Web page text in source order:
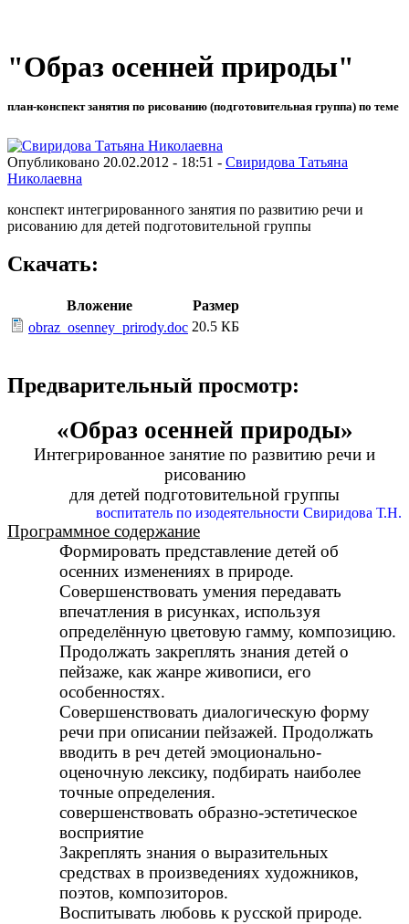
"Образ осенней природы"
план-конспект занятия по рисованию (подготовительная группа) по теме
Опубликовано 20.02.2012 - 18:51 - Свиридова Татьяна
Николаевна
конспект интегрированного занятия по развитию речи и
рисованию для детей подготовительной группы
Скачать:
Вложение
Размер
obraz_osenney_prirody.doc 20.5 КБ
Предварительный просмотр:
«Образ осенней природы»
Интегрированное занятие по развитию речи и
рисованию
для детей подготовительной группы
воспитатель по изодеятельности Свиридова Т.Н.
Программное содержание
Формировать представление детей об
осенних изменениях в природе.
Совершенствовать умения передавать
впечатления в рисунках, используя
определённую цветовую гамму, композицию.
Продолжать закреплять знания детей о
пейзаже, как жанре живописи, его
особенностях.
Совершенствовать диалогическую форму
речи при описании пейзажей. Продолжать
вводить в реч детей эмоционально-
оценочную лексику, подбирать наиболее
точные определения.
совершенствовать образно-эстетическое
восприятие
Закреплять знания о выразительных
средствах в произведениях художников,
поэтов, композиторов.
Воспитывать любовь к русской природе.